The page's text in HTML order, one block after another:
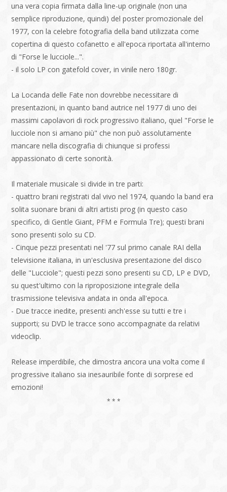
una vera copia firmata dalla line-up originale (non una
semplice riproduzione, quindi) del poster promozionale del
1977, con la celebre fotografia della band utilizzata come
copertina di questo cofanetto e all'epoca riportata all'interno
di "Forse le lucciole...".
- il solo LP con gatefold cover, in vinile nero 180gr.
La Locanda delle Fate non dovrebbe necessitare di
presentazioni, in quanto band autrice nel 1977 di uno dei
massimi capolavori di rock progressivo italiano, quel "Forse le
lucciole non si amano più" che non può assolutamente
mancare nella discografia di chiunque si professi
appassionato di certe sonorità.
Il materiale musicale si divide in tre parti:
- quattro brani registrati dal vivo nel 1974, quando la band era
solita suonare brani di altri artisti prog (in questo caso
specifico, di Gentle Giant, PFM e Formula Tre); questi brani
sono presenti solo su CD.
- Cinque pezzi presentati nel '77 sul primo canale RAI della
televisione italiana, in un'esclusiva presentazione del disco
delle "Lucciole"; questi pezzi sono presenti su CD, LP e DVD,
su quest'ultimo con la riproposizione integrale della
trasmissione televisiva andata in onda all'epoca.
- Due tracce inedite, presenti anch'esse su tutti e tre i
supporti; su DVD le tracce sono accompagnate da relativi
videoclip.
Release imperdibile, che dimostra ancora una volta come il
progressive italiano sia inesauribile fonte di sorprese ed
emozioni!
* * *